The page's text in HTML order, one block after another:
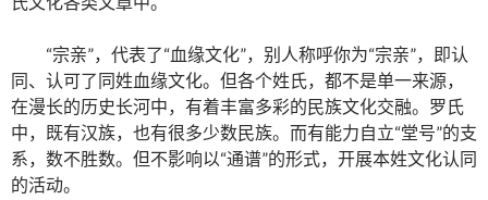
“宗亲”，代表了“血缘文化”，别人称呼你为“宗亲”，即认
同、认可了同姓血缘文化。但各个姓氏，都不是单一来源，
在漫长的历史长河中，有着丰富多彩的民族文化交融。罗氏
中，既有汉族，也有很多少数民族。而有能力自立“堂号”的支
系，数不胜数。但不影响以“通谱”的形式，开展本姓文化认同
的活动。